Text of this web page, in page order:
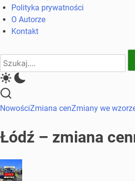
Polityka prywatności
O Autorze
Kontakt
Close
Search
NowościZmiana cenZmiany we
Łódź – zmiana